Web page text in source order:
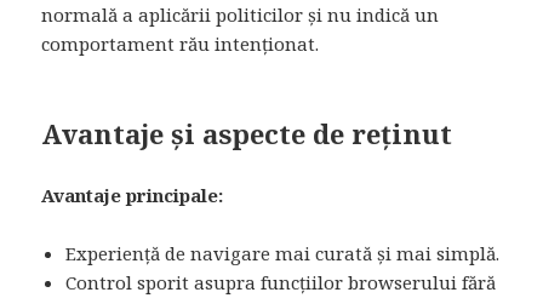
normală a aplicării politicilor și nu indică un
comportament rău intenționat.
Avantaje și aspecte de reținut
Avantaje principale:
Experiență de navigare mai curată și mai simplă.
Control sporit asupra funcțiilor browserului fără